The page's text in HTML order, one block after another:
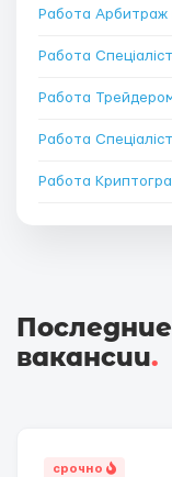
Работа
Работа
Работа
Работа
вакансии.
срочно